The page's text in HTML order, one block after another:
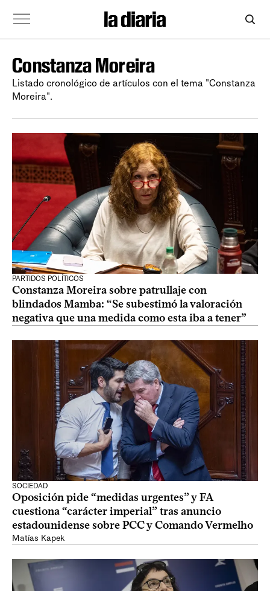
Constanza Moreira
Listado cronológico de artículos con el tema "Constanza
Moreira".
PARTIDOS POLÍTICOS
Constanza Moreira sobre patrullaje con
blindados Mamba: “Se subestimó la valoración
negativa que una medida como esta iba a tener”
SOCIEDAD
Oposición pide “medidas urgentes” y FA
cuestiona “carácter imperial” tras anuncio
estadounidense sobre PCC y Comando Vermelho
Matías Kapek